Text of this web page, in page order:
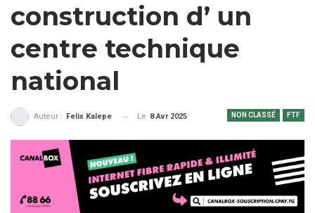
construction d’ un
centre technique
national
NON CLASSÉ FTF
Auteur : Felix Kalepe Le 8 Avr 2025